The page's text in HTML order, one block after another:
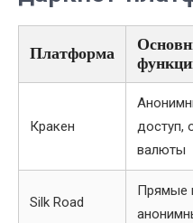
Платформа
Кракен
доступ,
валюты
Silk Road
Прямые